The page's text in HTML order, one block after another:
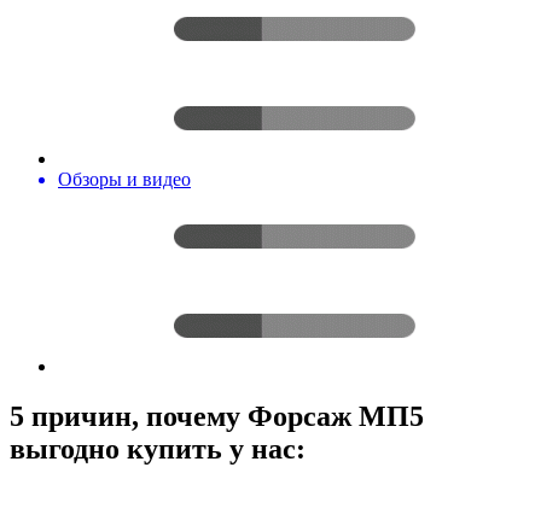
Обзоры и видео
5 причин, почему Форсаж МП5
выгодно купить у нас: